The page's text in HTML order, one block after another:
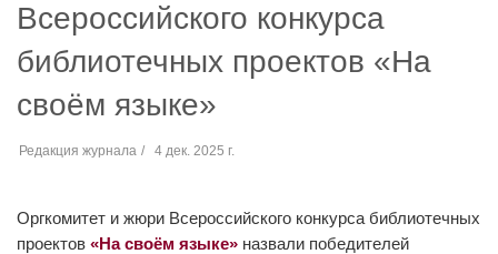
Всероссийского конкурса
библиотечных проектов «На
своём языке»
Редакция журнала 4 дек. 2025 г.
Оргкомитет и жюри Всероссийского конкурса библиотечных
проектов «На своём языке» назвали победителей